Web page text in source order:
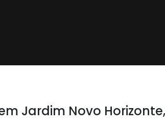
Jardim Novo